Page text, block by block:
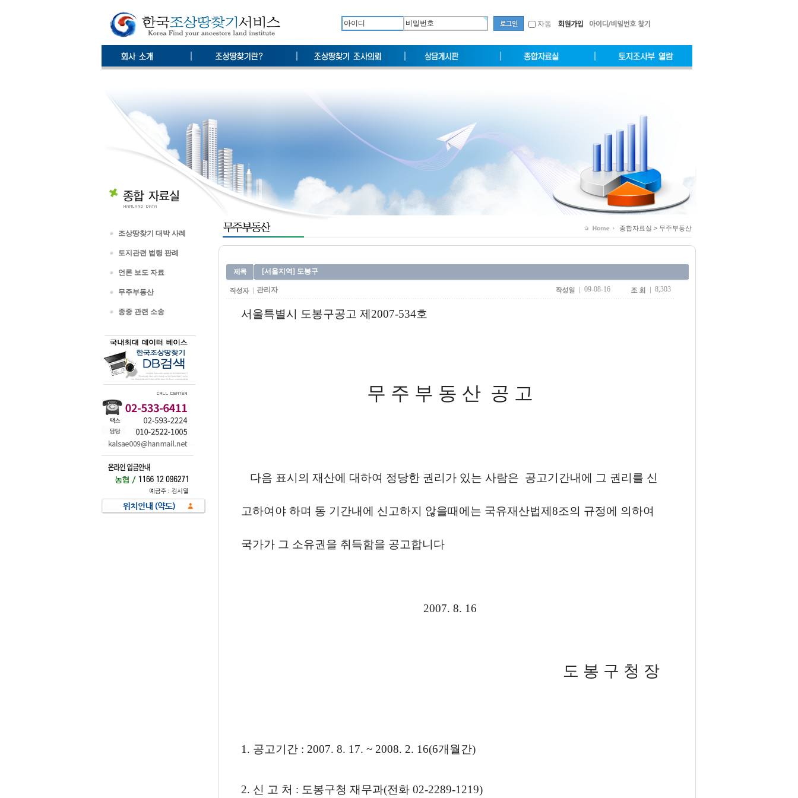
자동
조상땅찾기 대박 사례
토지관련 법령 판례
언론 보도 자료
무주부동산
종중 관련 소송
종합자료실 > 무주부동산
[서울지역] 도봉구
관리자 09-08-16 8,303
서울특별시 도봉구공고 제2007-534호
무 주 부 동 산 공 고
다음 표시의 재산에 대하여 정당한 권리가 있는 사람은 공고기간내에 그 권리를 신
고하여야 하며 동 기간내에 신고하지 않을때에는 국유재산법제8조의 규정에 의하여
국가가 그 소유권을 취득함을 공고합니다
2007. 8. 16
도 봉 구 청 장
1. 공고기간 : 2007. 8. 17. ~ 2008. 2. 16(6개월간)
2. 신 고 처 : 도봉구청 재무과(전화 02-2289-1219)